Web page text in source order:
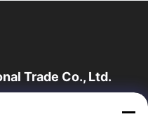
Trade Co., Ltd.
ล เทรด คอม จํากัด (Shanghai
อตั้งเมื่อปี 2002...